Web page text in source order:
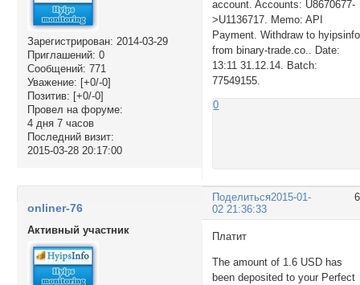
Зарегистрирован: 2014-03-29
Приглашений: 0
Сообщений: 771
Уважение: [+0/-0]
Позитив: [+0/-0]
Провел на форуме:
4 дня 7 часов
Последний визит:
2015-03-28 20:17:00
account. Accounts: U8670677-
>U1136717. Memo: API
Payment. Withdraw to hyipsinfo
from binary-trade.co.. Date:
13:11 31.12.14. Batch:
77549155.
0
Поделиться2015-01-
02 21:36:33
onliner-76
Активный участник
Платит
The amount of 1.6 USD has
been deposited to your Perfect